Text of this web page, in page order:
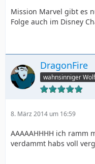
Mission Marvel gibt es
Folge auch im Disney
DragonFire
wahnsinniger Wolf
8. März 2014 um 16:59
AAAAAHHHH ich ramm
verdammt habs voll